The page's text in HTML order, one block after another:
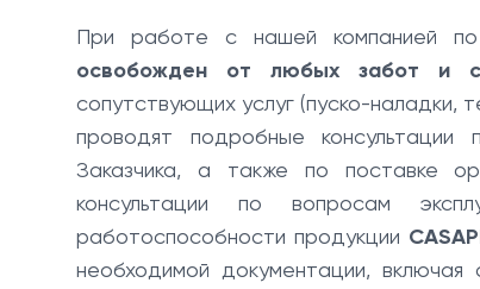
При работе с нашей компанией по
освобожден от любых забот и
сопутствующих услуг (пуско-наладки,
проводят подробные
Заказчика, а также по поставке
консультации по вопросам
работоспособности продукции
необходимой документации,